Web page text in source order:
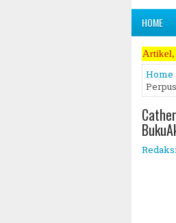
HOME
Artikel, Opini, Berita
Home